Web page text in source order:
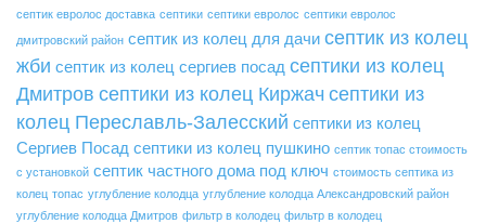
септик евролос доставка септики септики евролос септики евролос
дмитровский район септик из колец для дачи септик из колец
жби септик из колец сергиев посад септики из колец
Дмитров септики из колец Киржач септики из
колец Переславль-Залесский септики из колец
Сергиев Посад септики из колец пушкино септик топас стоимость
с установкой септик частного дома под ключ стоимость септика из
колец топас углубление колодца углубление колодца Александровский район
углубление колодца Дмитров фильтр в колодец фильтр в колодец